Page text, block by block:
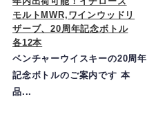
モルトMWR,ワインウッドリ
ザーブ、20周年記念ボトル
各12本
ベンチャーウイスキーの20周年
記念ボトルのご案内です 本
品...